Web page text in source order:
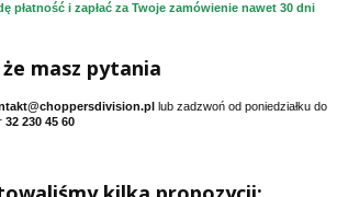
płatność i zapłać za Twoje zamówienie nawet 30 dni
masz pytania
lub zadzwoń od poniedziałku do
32 230 45 60